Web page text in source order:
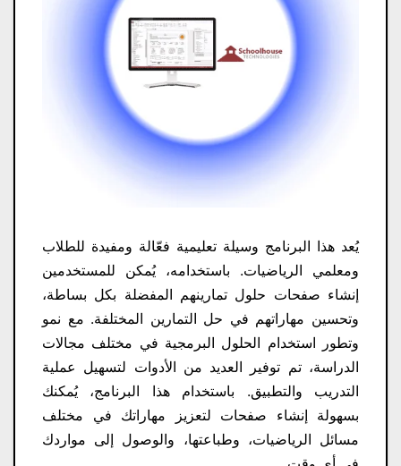
يُعد هذا البرنامج وسيلة تعليمية فعّالة ومفيدة للطلاب
ومعلمي الرياضيات. باستخدامه، يُمكن للمستخدمين
إنشاء صفحات حلول تمارينهم المفضلة بكل بساطة،
وتحسين مهاراتهم في حل التمارين المختلفة. مع نمو
وتطور استخدام الحلول البرمجية في مختلف مجالات
الدراسة، تم توفير العديد من الأدوات لتسهيل عملية
التدريب والتطبيق. باستخدام هذا البرنامج، يُمكنك
بسهولة إنشاء صفحات لتعزيز مهاراتك في مختلف
مسائل الرياضيات، وطباعتها، والوصول إلى مواردك